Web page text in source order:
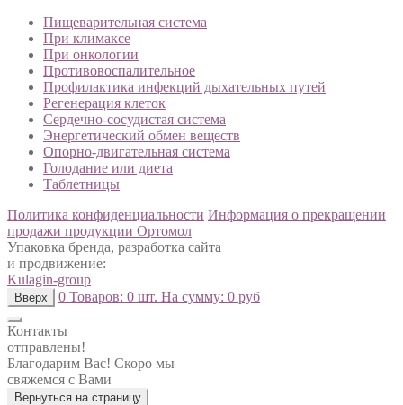
Пищеварительная система
При климаксе
При онкологии
Противовоспалительное
Профилактика инфекций дыхательных путей
Регенерация клеток
Сердечно-сосудистая система
Энергетический обмен веществ
Опорно-двигательная система
Голодание или диета
Таблетницы
Политика конфиденциальности Информация о прекращении
продажи продукции Ортомол
Упаковка бренда, разработка сайта
и продвижение:
Kulagin-group
Вверх 0 Товаров: 0 шт. На сумму: 0 руб
Контакты
отправлены!
Благодарим Вас! Скоро мы
свяжемся с Вами
Вернуться на страницу